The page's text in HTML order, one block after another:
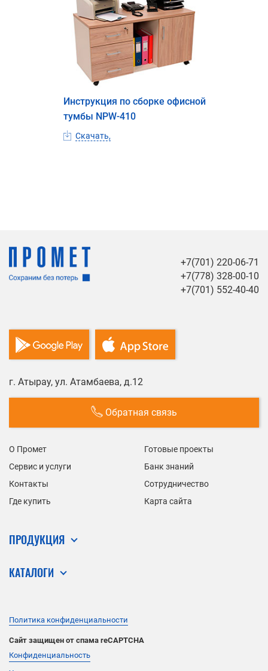
Инструкция по сборке офисной
тумбы NPW-410
Скачать,
+7(701) 220-06-71
+7(778) 328-00-10
+7(701) 552-40-40
г. Атырау, ул. Атамбаева, д.12
Обратная связь
О Промет
Готовые проекты
Сервис и услуги
Банк знаний
Контакты
Сотрудничество
Где купить
Карта сайта
ПРОДУКЦИЯ
КАТАЛОГИ
Политика конфиденциальности
Сайт защищен от спама reCAPTCHA
Конфиденциальность